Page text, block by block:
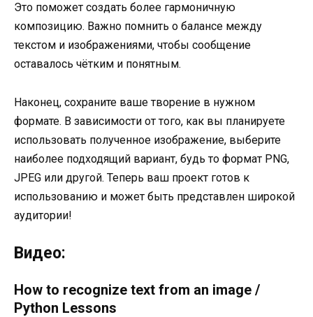
Это поможет создать более гармоничную
композицию. Важно помнить о балансе между
текстом и изображениями, чтобы сообщение
оставалось чётким и понятным.
Наконец, сохраните ваше творение в нужном
формате. В зависимости от того, как вы планируете
использовать полученное изображение, выберите
наиболее подходящий вариант, будь то формат PNG,
JPEG или другой. Теперь ваш проект готов к
использованию и может быть представлен широкой
аудитории!
Видео:
How to recognize text from an image /
Python Lessons